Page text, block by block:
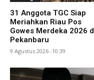
31 Anggota TGC Siap
Meriahkan Riau Pos
Gowes Merdeka 2026
Pekanbaru
9 Agustus 2026 -10:39